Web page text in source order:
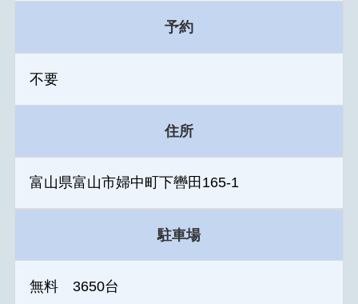
予約
不要
住所
富山県富山市婦中町下轡田165-1
駐車場
無料 3650台